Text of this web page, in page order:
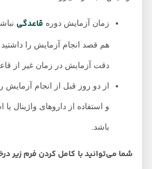
زمان آزمایش دورهقاعدگینباشد.
هم قصد انجام آزمایش را داشتید
دقت آزمایش در زمان غیر از قاعدگی
از دو روز قبل از انجام آزمایش
و استفاده از داروهای واژینال یا
شما می‌توانید با کامل کردن فرم زیر